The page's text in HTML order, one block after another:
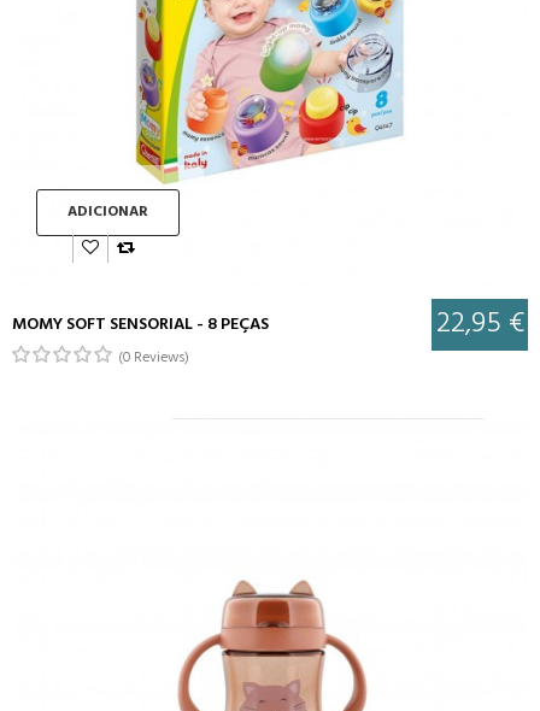
ADICIONAR
MOMY SOFT SENSORIAL - 8 PEÇAS 22,95 €
(0 Reviews)